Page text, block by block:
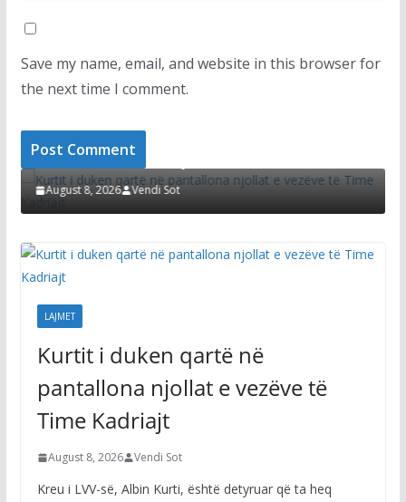
Save my name, email, and website in this browser for
the next time I comment.
Kurtit i duken qartë në pantallona njollat e
vezëve të Time Kadriajt
August 8, 2026 Vendi Sot
LAJMET
Kurtit i duken qartë në
pantallona njollat e vezëve të
Time Kadriajt
August 8, 2026 Vendi Sot
Kreu i LVV-së, Albin Kurti, është detyruar që ta heq